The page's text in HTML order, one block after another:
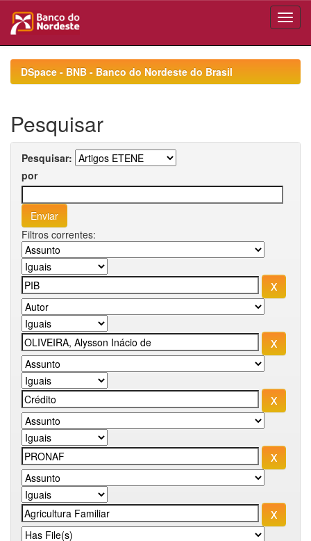
navigationDSpace - BNB - Banco do Nordeste do Brasil
Pesquisar
Pesquisar:
por
Filtros correntes: